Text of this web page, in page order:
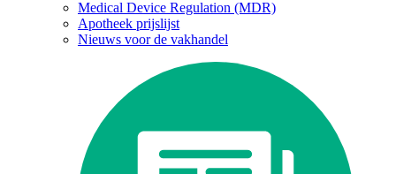
Medical Device Regulation (MDR)
Apotheek prijslijst
Nieuws voor de vakhandel